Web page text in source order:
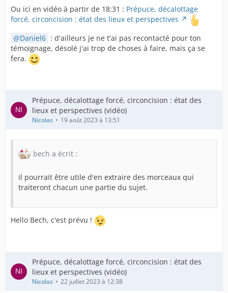
Ou ici en vidéo à partir de 18:31 : Prépuce, décalottage
forcé, circoncision : état des lieux et perspectives
Daniel6 : d'ailleurs je ne t'ai pas recontacté pour ton
témoignage, désolé j'ai trop de choses à faire, mais ça se
fera.
Prépuce, décalottage forcé, circoncision : état des
lieux et perspectives (vidéo)
Nicolas 19 août 2023 à 13:51
bech a écrit :
il pourrait être utile d'en extraire des morceaux qui
traiteront chacun une partie du sujet.
Hello Bech, c'est prévu !
Prépuce, décalottage forcé, circoncision : état des
lieux et perspectives (vidéo)
Nicolas 22 juillet 2023 à 12:38